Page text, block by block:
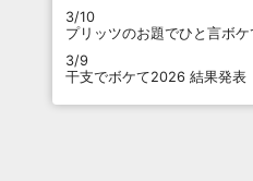
3/10
プリッツのお題でひと言ボ
3/9
干支でボケて2026 結果発表